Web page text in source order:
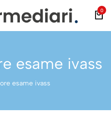
0
esame ivass
esame ivass